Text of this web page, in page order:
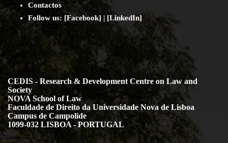
Contactos
Follow us: [Facebook] | [LinkedIn]
CEDIS - Research & Development Centre on Law and
Society
NOVA School of Law
Faculdade de Direito da Universidade Nova de Lisboa
Campus de Campolide
1099-032 LISBOA - PORTUGAL